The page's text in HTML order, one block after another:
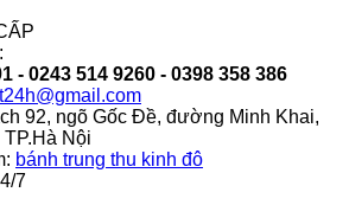
- 0243 514 9260 - 0398 358 386
92, ngõ Gốc Đề, đường Minh Khai,
Nội
bánh trung thu kinh đô
7